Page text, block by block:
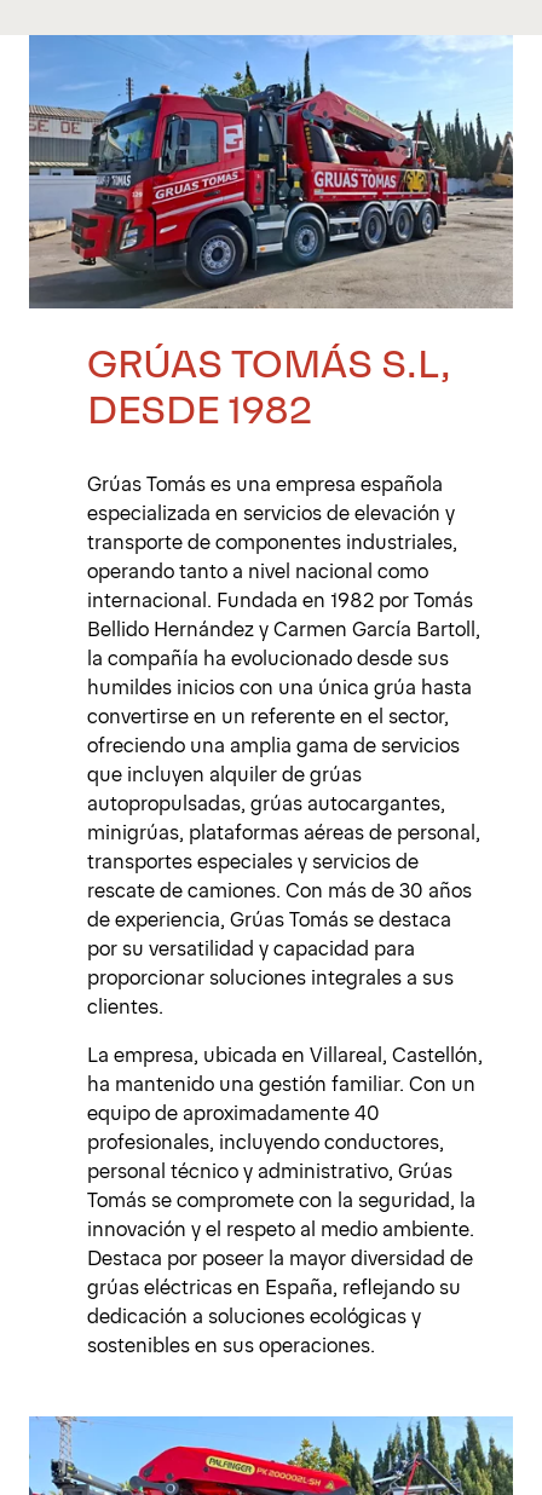
GRÚAS TOMÁS S.L,
DESDE 1982
Grúas Tomás es una empresa española
especializada en servicios de elevación y
transporte de componentes industriales,
operando tanto a nivel nacional como
internacional. Fundada en 1982 por Tomás
Bellido Hernández y Carmen García Bartoll,
la compañía ha evolucionado desde sus
humildes inicios con una única grúa hasta
convertirse en un referente en el sector,
ofreciendo una amplia gama de servicios
que incluyen alquiler de grúas
autopropulsadas, grúas autocargantes,
minigrúas, plataformas aéreas de personal,
transportes especiales y servicios de
rescate de camiones. Con más de 30 años
de experiencia, Grúas Tomás se destaca
por su versatilidad y capacidad para
proporcionar soluciones integrales a sus
clientes.
La empresa, ubicada en Villareal, Castellón,
ha mantenido una gestión familiar. Con un
equipo de aproximadamente 40
profesionales, incluyendo conductores,
personal técnico y administrativo, Grúas
Tomás se compromete con la seguridad, la
innovación y el respeto al medio ambiente.
Destaca por poseer la mayor diversidad de
grúas eléctricas en España, reflejando su
dedicación a soluciones ecológicas y
sostenibles en sus operaciones.